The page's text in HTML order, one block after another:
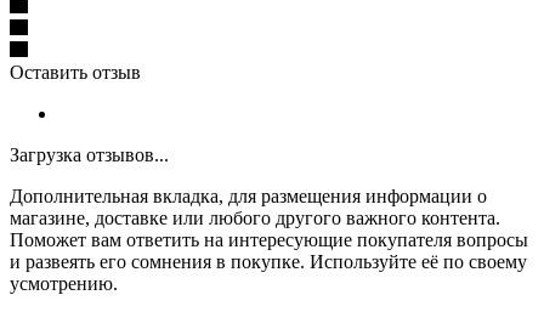
Оставить отзыв
Загрузка отзывов...
Дополнительная вкладка, для размещения информации о
магазине, доставке или любого другого важного контента.
Поможет вам ответить на интересующие покупателя вопросы
и развеять его сомнения в покупке. Используйте её по своему
усмотрению.